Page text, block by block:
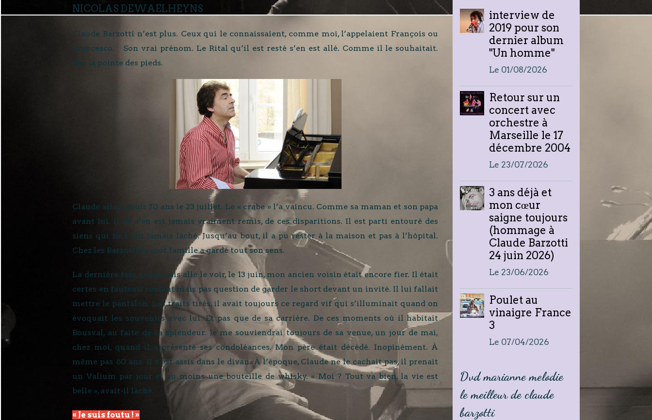
NICOLAS DEWAELHEYNS
Claude Barzotti n’est plus. Ceux qui le connaissaient, comme moi, l’appelaient François ou
Francesco. Son vrai prénom. Le Rital qu’il est resté s’en est allé. Comme il le souhaitait.
Sur la pointe des pieds.
Claude allait avoir 70 ans le 23 juillet. Le « crabe » l’a vaincu. Comme sa maman et son papa
avant lui. Il ne s’en est jamais vraiment remis, de ces disparitions. Il est parti entouré des
siens qui ne l’ont jamais lâché. Jusqu’au bout, il a pu rester à la maison et pas à l’hôpital.
Chez les Barzotti, le mot famille a gardé tout son sens.
La dernière fois que je suis allé le voir, le 13 juin, mon ancien voisin était encore fier. Il était
certes en fauteuil roulant mais pas question de garder le short devant un invité. Il lui fallait
mettre le pantalon. Les traits tirés, il avait toujours ce regard vif qui s’illuminait quand on
évoquait les souvenirs avec lui. Et pas que de sa carrière. De ces moments où il habitait
Bousval, au faîte de sa splendeur. Je me souviendrai toujours de sa venue, un jour de mai,
chez moi, quand il a présenté ses condoléances. Mon père était décédé. Inopinément. À
même pas 60 ans. Il s’est assis dans le divan. À l’époque, Claude ne le cachait pas, il prenait
un Valium par jour et au moins une bouteille de whisky. « Moi ? Tout va bien, la vie est
belle », avait-il lâché.
« Je suis foutu ! »
interview de
2019 pour son
dernier album
"Un homme"
Le 01/08/2026
Retour sur un
concert avec
orchestre à
Marseille le 17
décembre 2004
Le 23/07/2026
3 ans déjà et
mon cœur
saigne toujours
(hommage à
Claude Barzotti
24 juin 2026)
Le 23/06/2026
Poulet au
vinaigre France
3
Le 07/04/2026
Dvd marianne melodie
le meilleur de claude
barzotti